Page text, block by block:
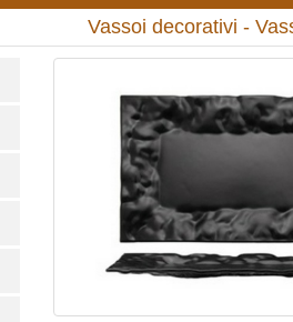
Vassoi decorativi -